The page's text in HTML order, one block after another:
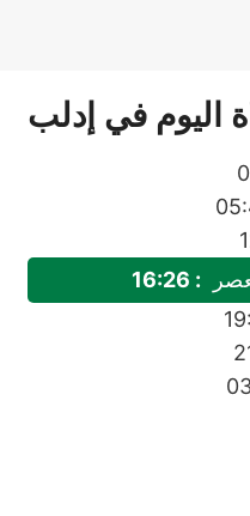
اليوم في إدلب
: 16:26